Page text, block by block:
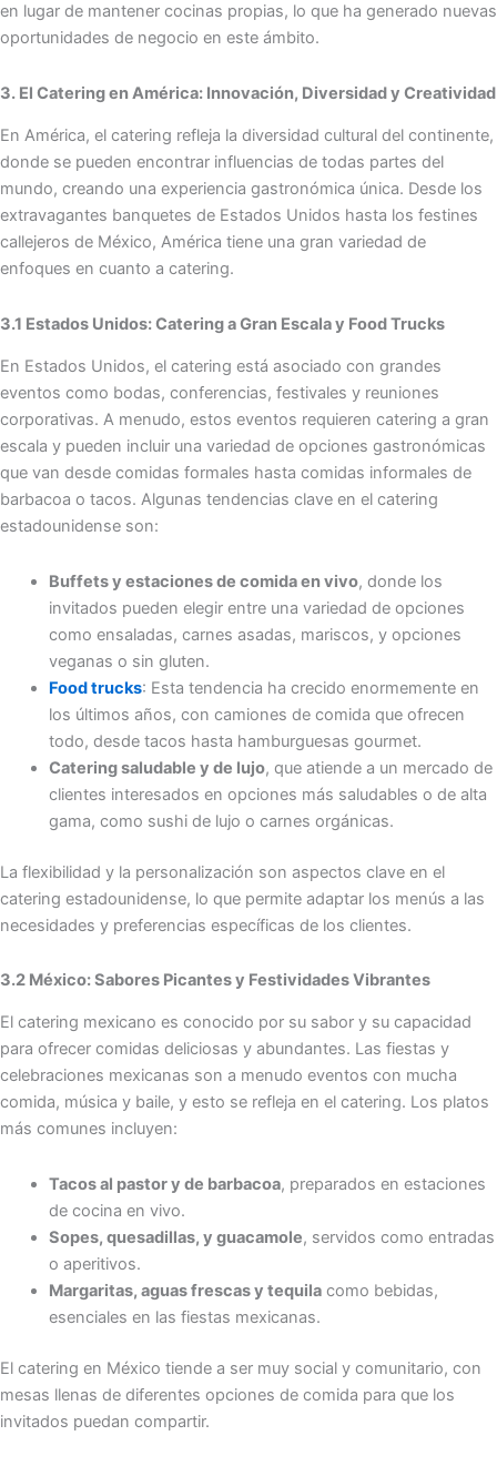
en lugar de mantener cocinas propias, lo que ha generado nuevas
oportunidades de negocio en este ámbito.
3. El Catering en América: Innovación, Diversidad y Creatividad
En América, el catering refleja la diversidad cultural del continente,
donde se pueden encontrar influencias de todas partes del
mundo, creando una experiencia gastronómica única. Desde los
extravagantes banquetes de Estados Unidos hasta los festines
callejeros de México, América tiene una gran variedad de
enfoques en cuanto a catering.
3.1 Estados Unidos: Catering a Gran Escala y Food Trucks
En Estados Unidos, el catering está asociado con grandes
eventos como bodas, conferencias, festivales y reuniones
corporativas. A menudo, estos eventos requieren catering a gran
escala y pueden incluir una variedad de opciones gastronómicas
que van desde comidas formales hasta comidas informales de
barbacoa o tacos. Algunas tendencias clave en el catering
estadounidense son:
Buffets y estaciones de comida en vivo, donde los
invitados pueden elegir entre una variedad de opciones
como ensaladas, carnes asadas, mariscos, y opciones
veganas o sin gluten.
Food trucks: Esta tendencia ha crecido enormemente en
los últimos años, con camiones de comida que ofrecen
todo, desde tacos hasta hamburguesas gourmet.
Catering saludable y de lujo, que atiende a un mercado de
clientes interesados en opciones más saludables o de alta
gama, como sushi de lujo o carnes orgánicas.
La flexibilidad y la personalización son aspectos clave en el
catering estadounidense, lo que permite adaptar los menús a las
necesidades y preferencias específicas de los clientes.
3.2 México: Sabores Picantes y Festividades Vibrantes
El catering mexicano es conocido por su sabor y su capacidad
para ofrecer comidas deliciosas y abundantes. Las fiestas y
celebraciones mexicanas son a menudo eventos con mucha
comida, música y baile, y esto se refleja en el catering. Los platos
más comunes incluyen:
Tacos al pastor y de barbacoa, preparados en estaciones
de cocina en vivo.
Sopes, quesadillas, y guacamole, servidos como entradas
o aperitivos.
Margaritas, aguas frescas y tequilacomo bebidas,
esenciales en las fiestas mexicanas.
El catering en México tiende a ser muy social y comunitario, con
mesas llenas de diferentes opciones de comida para que los
invitados puedan compartir.